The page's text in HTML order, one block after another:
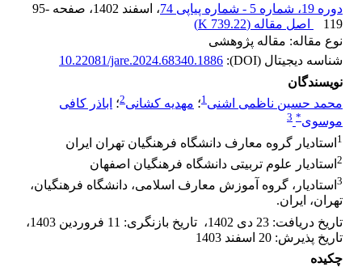
دوره 19، شماره 5 - شماره پیاپی 74
، اسفند 1402 ، صفحه 95-
119
اصل مقاله (739.22 K
)
نوع مقاله: مقاله پژوهشی
شناسه دیجیتال (DOI):
10.22081/jare.2024.68340.1886
نویسندگان
محمد حسین ناظمی اشنی 1؛ مهدیه کشانی2؛ اباذر کافی
موسوی*
3
1 استادیار گروه معارف دانشگاه فرهنگیان تهران ایران
2 استادیار علوم تربیتی دانشگاه فرهنگیان اصفهان
3 استادیار، گروه آموزش معارف اسلامی، دانشگاه فرهنگیان،
تهران، ایران.
تاریخ دریافت: 23 دی 1402 ، تاریخ بازنگری: 11 فروردین 1403
،
تاریخ پذیرش: 20 اسفند 1403
چکیده